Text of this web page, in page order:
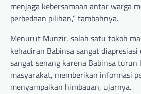
menjaga kebersamaan antar warga
perbedaan pilihan,” tambahnya.
Menurut Munzir, salah satu tokoh
kehadiran Babinsa sangat diapresiasi
sangat senang karena Babinsa turun
masyarakat, memberikan informasi
menyampaikan himbauan, ujarnya.